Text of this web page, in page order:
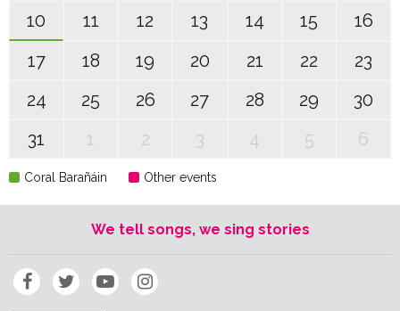
10
11 12 13 14 15
16
17
18 19 20 21 22
23
24
25 26 27 28 29
30
31
1 2 3 4 5 6
Coral Barañáin Other events
We tell songs, we sing stories